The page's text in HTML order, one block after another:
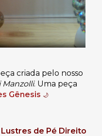
criada pelo nosso
Manzolli. Uma peça
Gênesis 🌙
de Pé Direito